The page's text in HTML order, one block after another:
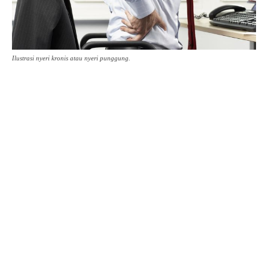
Ilustrasi nyeri kronis atau nyeri punggung.